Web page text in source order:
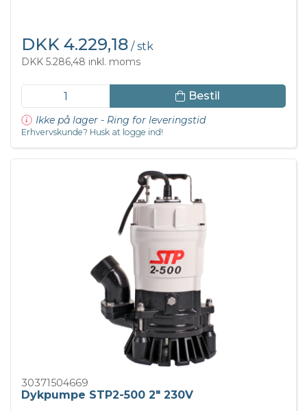
DKK 4.229,18 / stk
DKK 5.286,48 inkl. moms
Bestil
Ikke på lager - Ring for leveringstid
Erhvervskunde? Husk at logge ind!
30371504669
Dykpumpe STP2-500 2" 230V